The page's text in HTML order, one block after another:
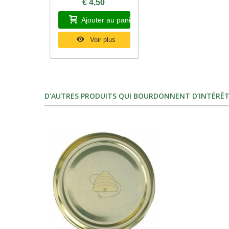
€ 4,50
Ajouter au panier
Voir plus
D’AUTRES PRODUITS QUI BOURDONNENT